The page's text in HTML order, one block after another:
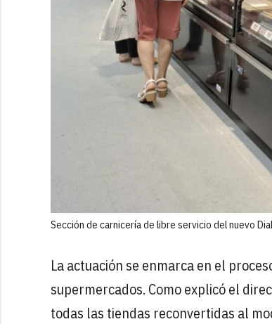
Sección de carnicería de libre servicio del nuevo
La actuación se enmarca en el
supermercados. Como explicó el
todas las tiendas reconvertidas al